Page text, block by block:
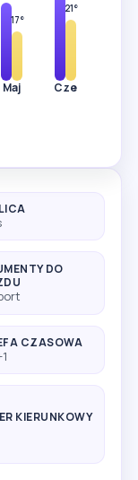
17°
Maj
21°
Cze
DO
CZASOWA
KIERUNKOWY